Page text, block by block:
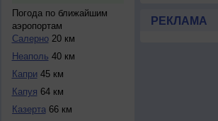
Погода по ближайшим
аэропортам
Салерно20 км
Неаполь 40 км
Капри 45 км
Капуя 64 км
Казерта66 км
РЕКЛАМА